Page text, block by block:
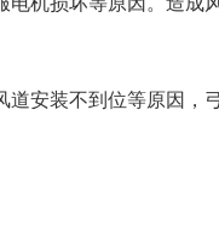
安装不到位等原因，